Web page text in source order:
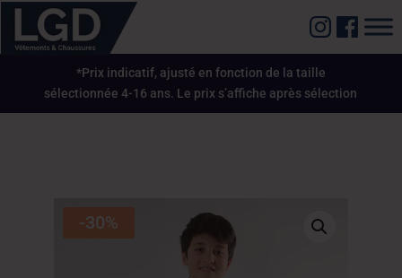
*Prix indicatif, ajusté en fonction de la taille
sélectionnée 4-16 ans. Le prix s’affiche après sélection
-30%